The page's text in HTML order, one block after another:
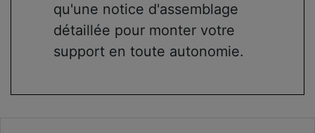
qu'une notice d'assemblage
détaillée pour monter votre
support en toute autonomie.